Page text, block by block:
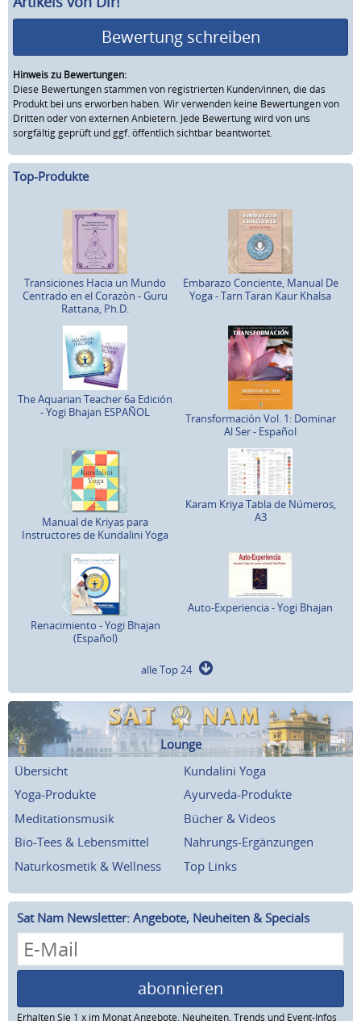
Bewertung schreiben
Hinweis zu Bewertungen:
Diese Bewertungen stammen von registrierten Kunden/innen, die das
Produkt bei uns erworben haben. Wir verwenden keine Bewertungen von
Dritten oder von externen Anbietern. Jede Bewertung wird von uns
sorgfältig geprüft und ggf. öffentlich sichtbar beantwortet.
Top-Produkte
Transiciones Hacia un Mundo
Centrado en el Corazòn - Guru
Rattana, Ph.D.
Embarazo Conciente, Manual De
Yoga - Tarn Taran Kaur Khalsa
The Aquarian Teacher 6a Edición
- Yogi Bhajan ESPAÑOL
Transformación Vol. 1: Dominar
Al Ser - Español
Manual de Kriyas para
Instructores de Kundalini Yoga
Karam Kriya Tabla de Números,
A3
Renacimiento - Yogi Bhajan
(Español)
Auto-Experiencia - Yogi Bhajan
alle Top 24
Lounge
Übersicht
Kundalini Yoga
Yoga-Produkte
Ayurveda-Produkte
Meditationsmusik
Bücher & Videos
Bio-Tees & Lebensmittel
Nahrungs-Ergänzungen
Naturkosmetik & Wellness
Top Links
Sat Nam Newsletter: Angebote, Neuheiten & Specials
abonnieren
Erhalten Sie 1 x im Monat Angebote, Neuheiten, Trends und Event-Infos